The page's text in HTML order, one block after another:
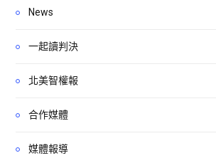
News
一起讀判決
北美智權報
合作媒體
媒體報導